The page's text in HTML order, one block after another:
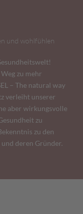
und wohlfühlen
zu mehr
– The natural way
verleiht unserer
aber wirkungsvolle
zu
zu den
und deren Gründer.